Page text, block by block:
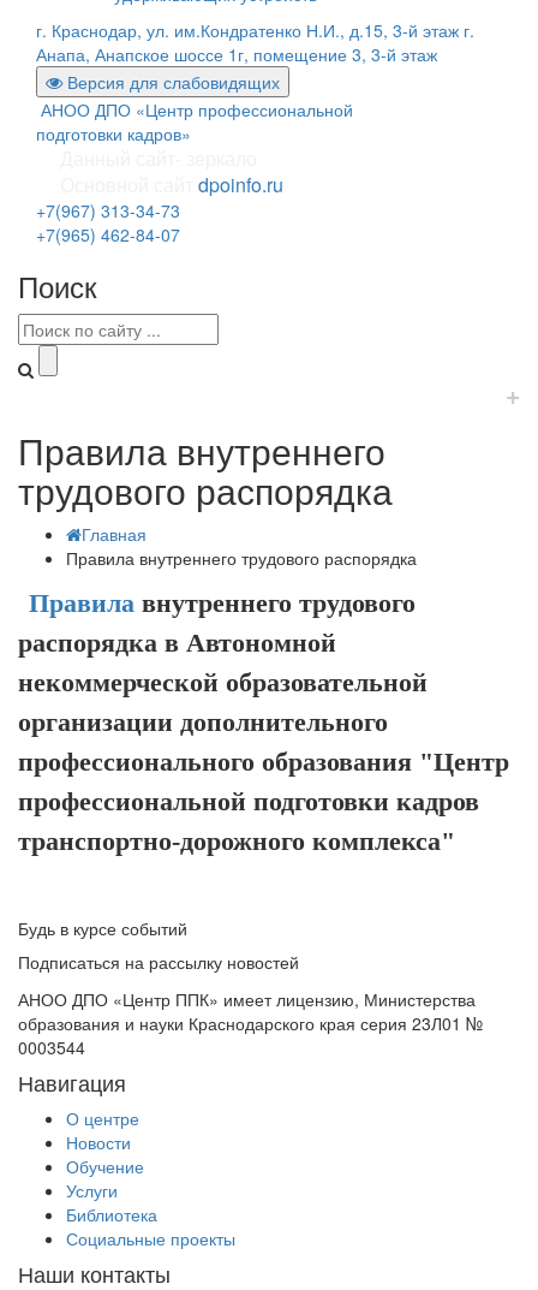
г. Краснодар, ул. им.Кондратенко Н.И., д.15, 3-й этаж г.
Анапа, Анапское шоссе 1г, помещение 3, 3-й этаж
Версия для слабовидящих
АНОО ДПО «Центр профессиональной
подготовки кадров»
dpoinfo.ru
+7(967) 313-34-73
+7(965) 462-84-07
Поиск
+
Правила внутреннего
трудового распорядка
Главная
Правила внутреннего трудового распорядка
Правила внутреннего трудового
распорядка в Автономной
некоммерческой образовательной
организации дополнительного
профессионального образования "Центр
профессиональной подготовки кадров
транспортно-дорожного комплекса"
Будь в курсе событий
Подписаться на рассылку новостей
АНОО ДПО «Центр ППК» имеет лицензию, Министерства
образования и науки Краснодарского края серия 23Л01 №
0003544
Навигация
О центре
Новости
Обучение
Услуги
Библиотека
Социальные проекты
Наши контакты